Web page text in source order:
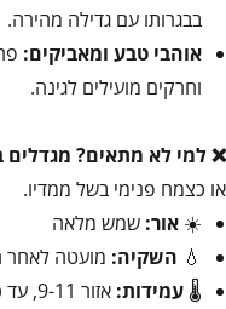
בבגרותו עם גדילה מהירה.
אוהבי טבע ומאביקים:
וחרקים מועילים לגינה.
❌ למי לא מתאים? מגדלים
או כצמח פנימי בשל ממדיו.
☀️ אור: שמש מלאה
💧 השקיה: מועטה לאחר
🌡️עמידות: אזור 9-11, עד כ-5°C-